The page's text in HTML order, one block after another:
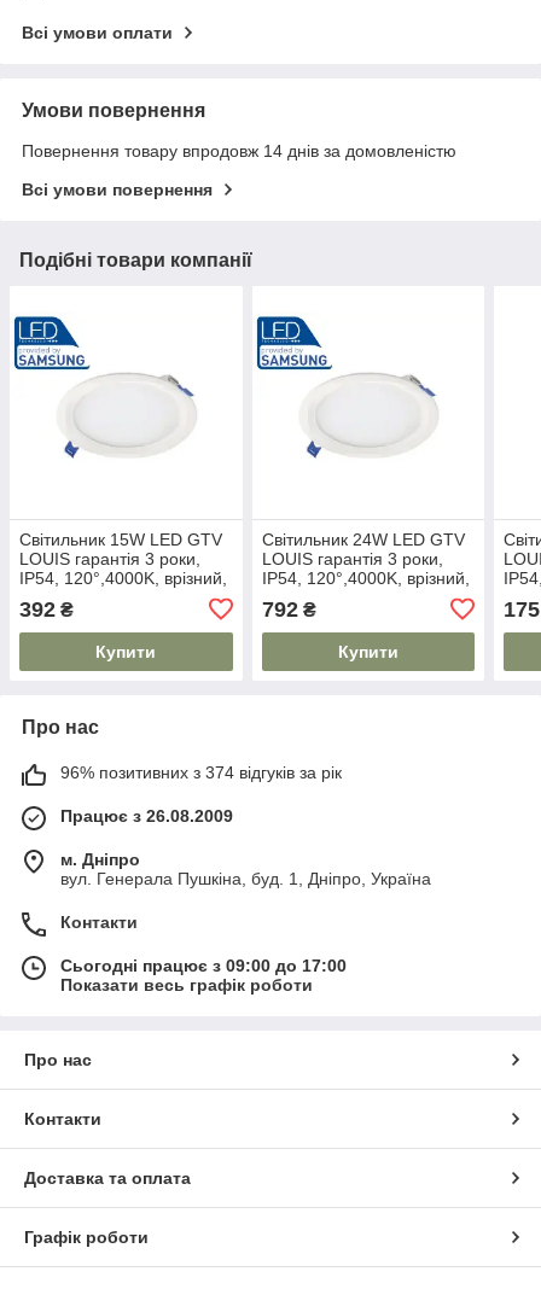
Всі умови оплати
Умови повернення
Повернення товару впродовж 14 днів за домовленістю
Всі умови повернення
Подібні товари компанії
Світильник 15W LED GTV
LOUIS гарантія 3 роки,
IP54, 120°,4000K, врізний,
NB)
392 ₴
Купити
Світильник 24W LED GTV
LOUIS гарантія 3 роки,
IP54, 120°,4000K, врізний,
круглий (LD-LSWO24W-
NB)
792₴
Купити
NB)
175
Про нас
96% позитивних з 374 відгуків за рік
Працює з 26.08.2009
м. Дніпро
вул. Генерала Пушкіна, буд. 1, Дніпро, Україна
Контакти
Сьогодні працює з 09:00 до 17:00
Показати весь графік роботи
Про нас
Контакти
Доставка та оплата
Графік роботи